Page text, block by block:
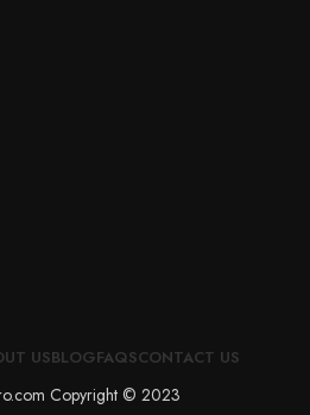
USBLOGFAQSCONTACT US
Copyright © 2023